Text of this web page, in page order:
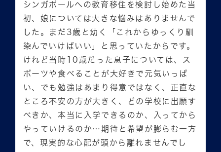
シンガポールへの教育移住を検討し始めた当
初、娘については大きな悩みはありませんで
した。まだ3歳と幼く「これからゆっくり馴
染んでいけばいい」と思っていたからです。
けれど当時10歳だった息子については、ス
ポーツや食べることが大好きで元気いっぱ
い、でも勉強はあまり得意ではなく、正直な
ところ不安の方が大きく、どの学校に出願す
べきか、本当に入学できるのか、入ってから
やっていけるのか…期待と希望が膨らむ一方
で、現実的な心配が頭から離れませんでし